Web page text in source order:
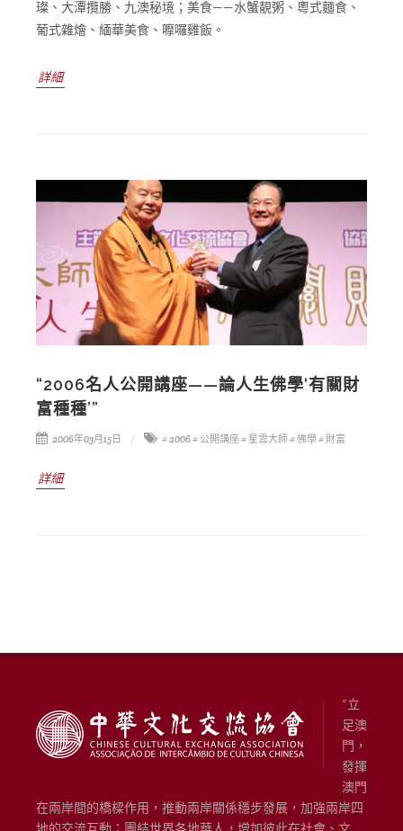
璨、大潭攬勝、九澳秘境；美食——水蟹靚粥、粵式麵食、
葡式雜燴、緬華美食、嚤囉雞飯。
詳細
“2006名人公開講座——論人生佛學‘有關財
富種種’”
2006年03月15日 # 2006# 公開講座# 星雲大師 # 佛學# 財富
詳細
“立
足澳
門，
發揮
澳門
在兩岸間的橋樑作用，推動兩岸關係穩步發展，加強兩岸四
地的交流互動；團結世界各地華人，增加彼此在社會、文